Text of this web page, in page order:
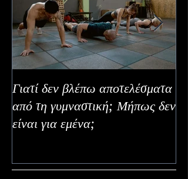
Γιατί δεν βλέπω αποτελέσματα
από τη γυμναστική; Μήπως δεν
είναι για εμένα;